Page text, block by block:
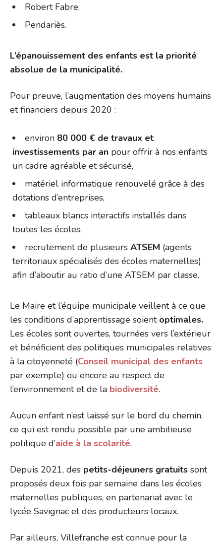
Robert Fabre,
Pendariès.
L’épanouissement des enfants est la priorité
absolue de la municipalité.
Pour preuve, l’augmentation des moyens humains
et financiers depuis 2020 :
environ 80 000 € de travaux et
investissements par an pour offrir à nos enfants
un cadre agréable et sécurisé,
matériel informatique renouvelé grâce à des
dotations d’entreprises,
tableaux blancs interactifs installés dans
toutes les écoles,
recrutement de plusieurs ATSEM (agents
territoriaux spécialisés des écoles maternelles)
afin d’aboutir au ratio d’une ATSEM par classe.
Le Maire et l’équipe municipale veillent à ce que
les conditions d’apprentissage soient optimales.
Les écoles sont ouvertes, tournées vers l’extérieur
et bénéficient des politiques municipales relatives
à la citoyenneté (Conseil municipal des enfants
par exemple) ou encore au respect de
l’environnement et de la biodiversité.
Aucun enfant n’est laissé sur le bord du chemin,
ce qui est rendu possible par une ambitieuse
politique d’aide à la scolarité.
Depuis 2021, des petits-déjeuners gratuits sont
proposés deux fois par semaine dans les écoles
maternelles publiques, en partenariat avec le
lycée Savignac et des producteurs locaux.
Par ailleurs, Villefranche est connue pour la